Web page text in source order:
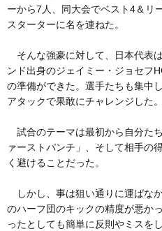
ーから7人、同大会でベスト4＆リ
スターターに名を連ねた。
そんな強豪に対して、日本代表
ンド出身のジェイミー・ジョセフ
の準備ができた。選手たちも集中
アタックで果敢にチャレンジした。
試合のテーマは最初から自分た
ァーストパンチ」、そして相手の
く避けることだった。
しかし、事は狙い通りに運ばな
のハーフ団のキックの精度が悪か
ったとしても簡単に反則やミスを